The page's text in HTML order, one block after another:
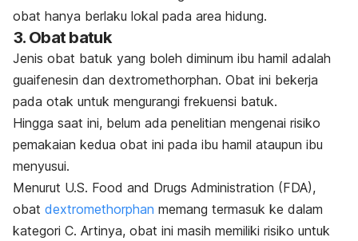
obat hanya berlaku lokal pada area hidung.
3. Obat batuk
Jenis obat batuk yang boleh diminum ibu hamil adalah
guaifenesin dan dextromethorphan. Obat ini bekerja
pada otak untuk mengurangi frekuensi batuk.
Hingga saat ini, belum ada penelitian mengenai risiko
pemakaian kedua obat ini pada ibu hamil ataupun ibu
menyusui.
Menurut U.S. Food and Drugs Administration (FDA),
obat dextromethorphan memang termasuk ke dalam
kategori C. Artinya, obat ini masih memiliki risiko untuk